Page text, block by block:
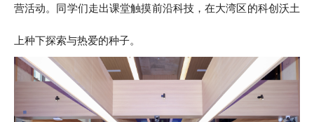
营活动。同学们走出课堂触摸前沿科技，在大湾区的科创沃土
上种下探索与热爱的种子。